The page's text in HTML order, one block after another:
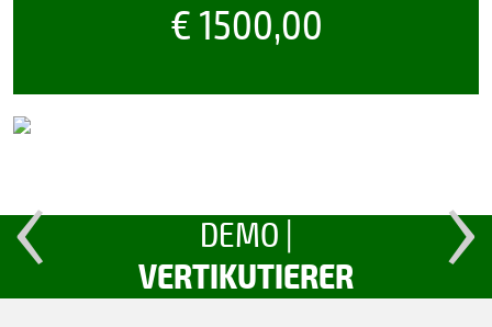
€ 1500,00
‹ ›
DEMO |
VERTIKUTIERER